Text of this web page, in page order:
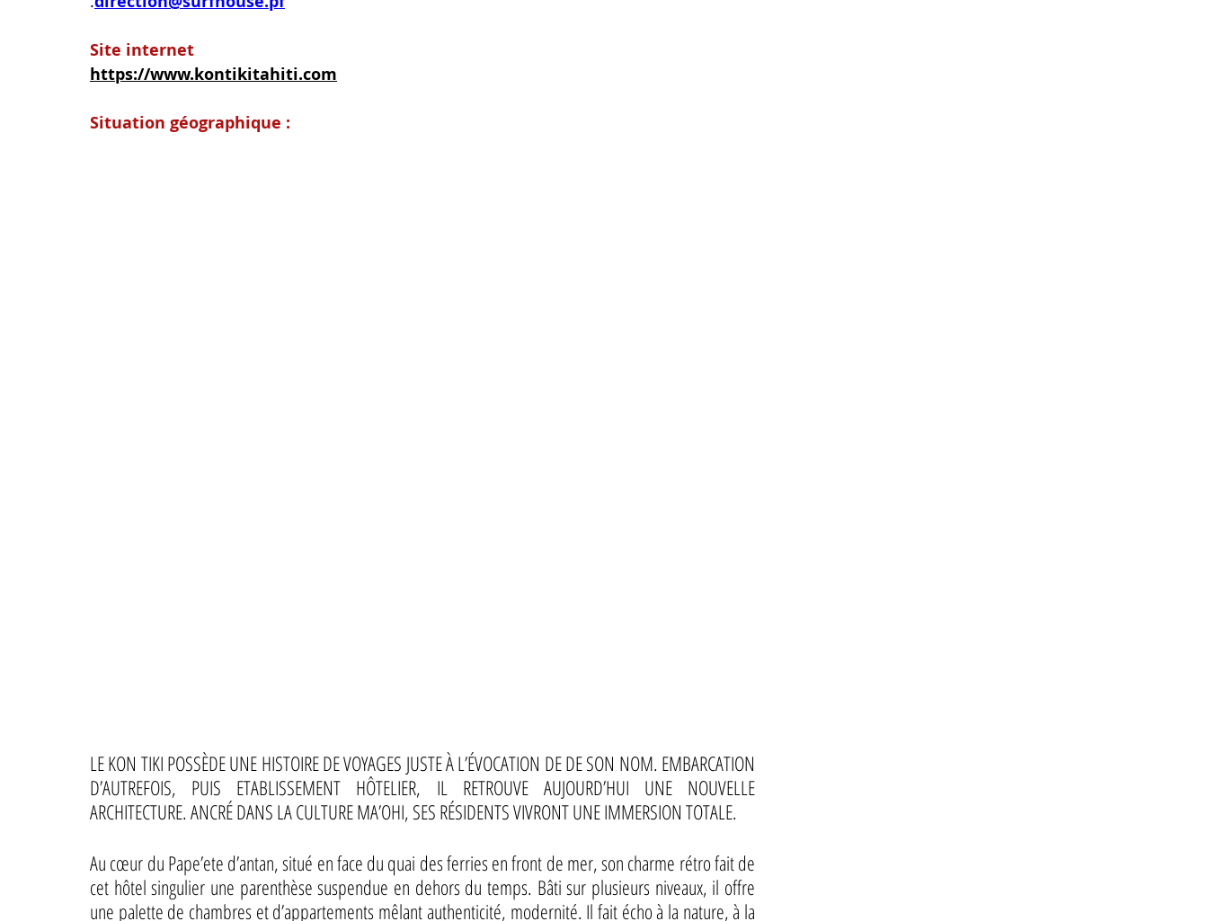
Site internet
https://www.kontikitahiti.com
Situation géographique :
LE KON TIKI POSSÈDE UNE HISTOIRE DE VOYAGES JUSTE À L’ÉVOCATION DE DE SON NOM. EMBARCATION
D’AUTREFOIS, PUIS ETABLISSEMENT HÔTELIER, IL RETROUVE AUJOURD’HUI UNE NOUVELLE
ARCHITECTURE. ANCRÉ DANS LA CULTURE MA’OHI, SES RÉSIDENTS VIVRONT UNE IMMERSION TOTALE.
Au cœur du Pape’ete d’antan, situé en face du quai des ferries en front de mer, son charme rétro fait de
cet hôtel singulier une parenthèse suspendue en dehors du temps. Bâti sur plusieurs niveaux, il offre
une palette de chambres et d’appartements mêlant authenticité, modernité. Il fait écho à la nature, à la